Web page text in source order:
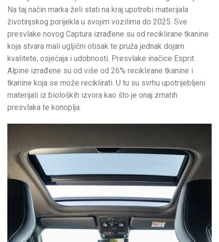
Na taj način marka želi stati na kraj upotrebi materijala
životinjskog porijekla u svojim vozilima do 2025. Sve
presvlake novog Captura izrađene su od reciklirane tkanine
koja stvara mali ugljični otisak te pruža jednak dojam
kvalitete, osjećaja i udobnosti. Presvlake inačice Esprit
Alpine izrađene su od više od 26% reciklirane tkanine i
tkanine koja se može reciklirati. U tu su svrhu upotrijebljeni
materijali iz bioloških izvora kao što je onaj zrnatih
presvlaka te konoplja.